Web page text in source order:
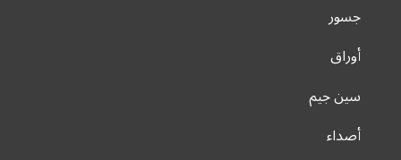
جسور
أوراق
سين جيم
أصداء